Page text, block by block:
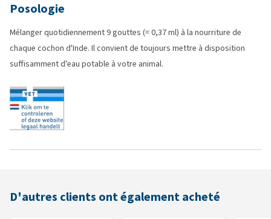
Posologie
Mélanger quotidiennement 9 gouttes (= 0,37 ml) à la nourriture de
chaque cochon d'Inde. Il convient de toujours mettre à disposition
suffisamment d'eau potable à votre animal.
D'autres clients ont également acheté